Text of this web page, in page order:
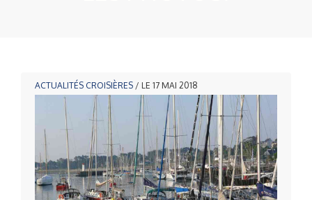
ACTUALITÉS CROISIÈRES / LE 17 MAI 2018